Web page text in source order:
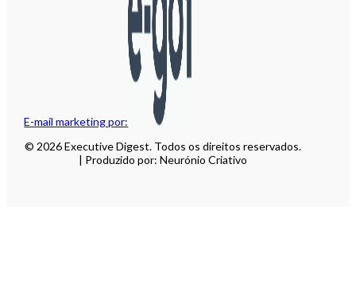
E-mail marketing por:
© 2026 Executive Digest. Todos os direitos reservados.
| Produzido por: Neurónio Criativo